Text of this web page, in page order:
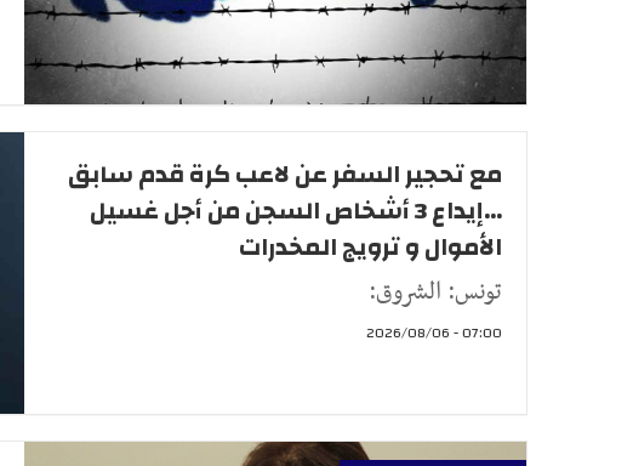
مع تحجير السفر عن لاعب كرة قدم سابق
...إيداع 3 أشخاص السجن من أجل غسيل
الأموال و ترويج المخدرات
تونس: الشروق:
07:00 - 2026/08/06